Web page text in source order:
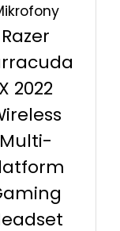
Razer
X 2022
Multi-